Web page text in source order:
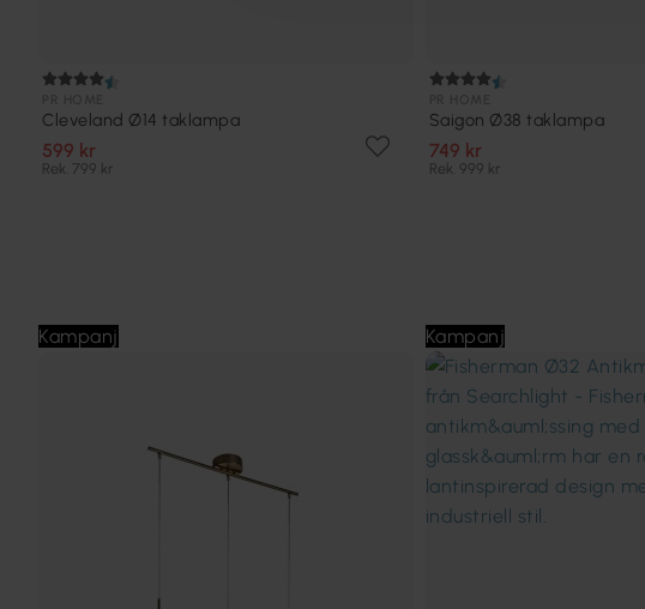
Cleveland Ø14 taklampa
599 kr
Rek. 799 kr
Saigon Ø38 taklampa
749 kr
Rek. 999 kr
Kampanj Kampanj